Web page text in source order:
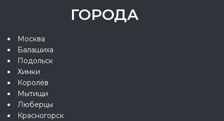
ГОРОДА
Москва
Балашиха
Подольск
Химки
Королёв
Мытищи
Люберцы
Красногорск